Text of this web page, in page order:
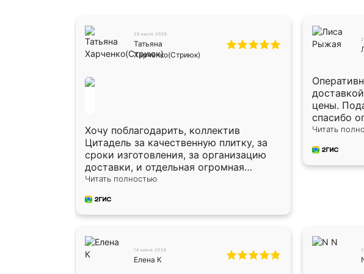
29 июля 2026
Татьяна
Харченко(Стриюк)
Хочу поблагодарить, коллектив
Цитадель за качественную плитку, за
сроки изготовления, за организацию
доставки, и отдельная огромная
благодарность за укладку плитки
профессионально, молодцы ребята.
Читать полностью
цены.
спасибо
Читать
14 июня 2026
Елена К